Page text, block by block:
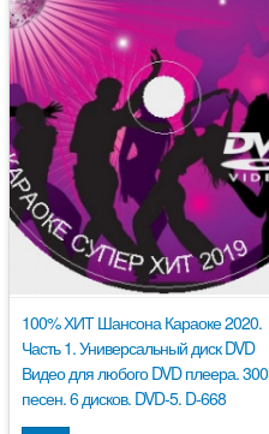
100% ХИТ Шансона Караоке 2020.
Часть 1. Универсальный диск DVD
Видео для любого DVD плеера. 300
песен. 6 дисков. DVD-5. D-668